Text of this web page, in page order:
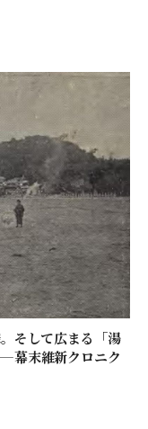
そして広まる「湯
幕末維新クロニク